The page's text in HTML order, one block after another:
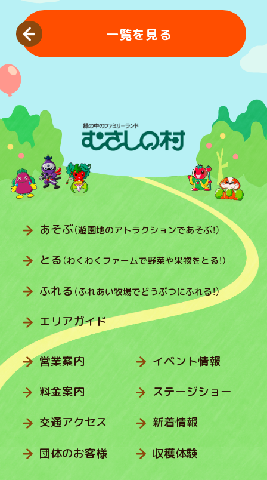
一覧を見る
あそぶ（遊園地のアトラクションであそぶ！）
とる （わくわくファームで野菜や果物をとる！）
ふれる （ふれあい牧場でどうぶつにふれる！）
エリアガイド
営業案内
料金案内
交通アクセス
団体のお客様
イベント情報
ステージショー
新着情報
収穫体験